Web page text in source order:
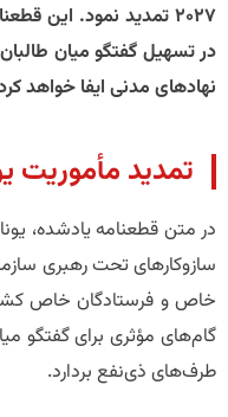
2027 تمدید نمود. این
در تسهیل گفتگو میان
نهادهای مدنی ایفا خواهد
تمدید مأموریت
در متن قطعنامه یادشده،
سازوکارهای تحت رهبری
خاص و فرستادگان خاص
گام‌های مؤثری برای گفتگو
طرف‌های ذی‌نفع بردارد.